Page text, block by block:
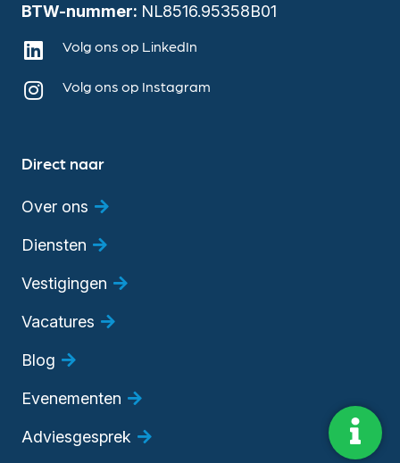
BTW-nummer: NL8516.95358B01
Volg ons op LinkedIn
Volg ons op Instagram
Direct naar
Over ons
Diensten
Vestigingen
Vacatures
Blog
Evenementen
Adviesgesprek